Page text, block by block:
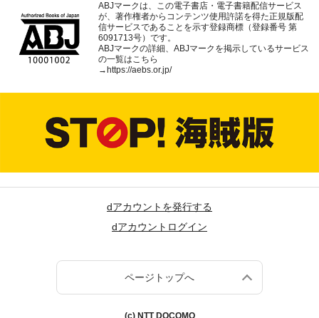
ABJマークは、この電子書店・電子書籍配信サービス
が、著作権者からコンテンツ使用許諾を得た正規版配
信サービスであることを示す登録商標（登録番号 第
6091713号）です。
ABJマークの詳細、ABJマークを掲示しているサービス
の一覧はこちら
→ https://aebs.or.jp/
dアカウントを発行する
dアカウントログイン
ページトップへ